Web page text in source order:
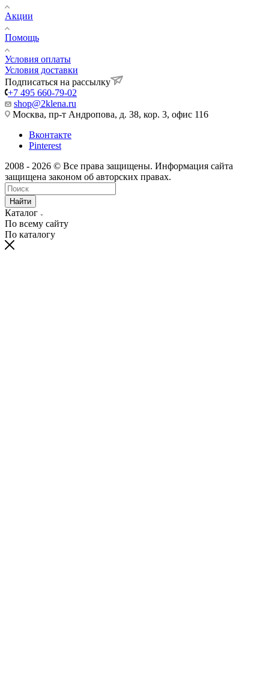
Акции
Помощь
Условия оплаты
Условия доставки
Подписаться на рассылку
+7 495 660-79-02
shop@2klena.ru
Москва, пр-т Андропова, д. 38, кор. 3, офис 116
Вконтакте
Pinterest
2008 - 2026 © Все права защищены. Информация сайта
защищена законом об авторских правах.
Найти
Каталог
По всему сайту
По каталогу